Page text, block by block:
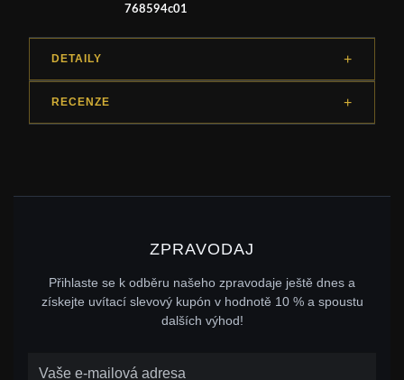
768594c01
DETAILY
RECENZE
ZPRAVODAJ
Přihlaste se k odběru našeho zpravodaje ještě dnes a
získejte uvítací slevový kupón v hodnotě 10 % a spoustu
dalších výhod!